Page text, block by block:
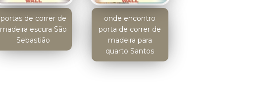
portas de correr de
madeira escura São
Sebastião
onde encontro
porta de correr de
madeira para
quarto Santos